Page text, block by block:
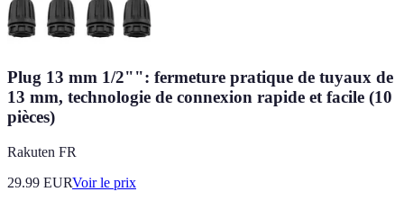
Plug 13 mm 1/2"": fermeture pratique de tuyaux de
13 mm, technologie de connexion rapide et facile (10
pièces)
Rakuten FR
29.99 EURVoir le prix